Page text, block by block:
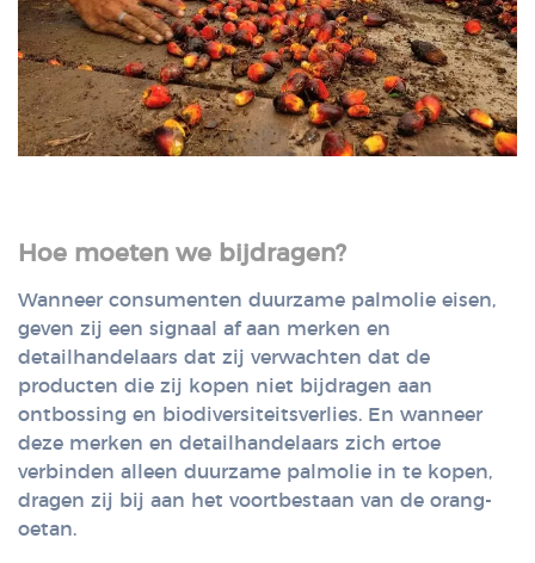
Hoe moeten we bijdragen?
Wanneer consumenten duurzame palmolie eisen,
geven zij een signaal af aan merken en
detailhandelaars dat zij verwachten dat de
producten die zij kopen niet bijdragen aan
ontbossing en biodiversiteitsverlies. En wanneer
deze merken en detailhandelaars zich ertoe
verbinden alleen duurzame palmolie in te kopen,
dragen zij bij aan het voortbestaan van de orang-
oetan.